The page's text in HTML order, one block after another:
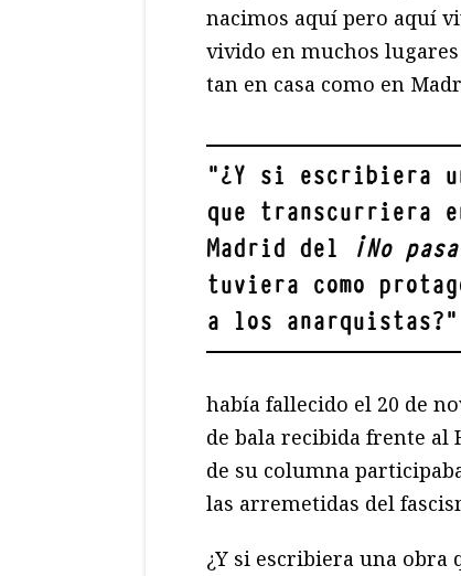
nacimos aquí pero aquí
vivido en muchos
tan en casa como en
"¿Y si escribiera
que transcurriera
Madrid del
¡No
tuviera como
a los anarquistas?"
había fallecido el 20 de
de bala recibida frente al
de su columna
las arremetidas del
¿Y si escribiera una